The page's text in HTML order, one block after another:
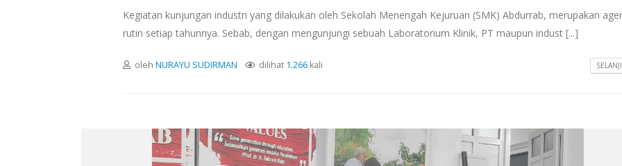
Kegiatan kunjungan industri yang dilakukan oleh Sekolah Menengah Kejuruan (SMK) Abdurrab, merupakan
rutin setiap tahunnya. Sebab, dengan mengunjungi sebuah Laboratorium Klinik, PT maupun indust [...]
oleh NURAYU SUDIRMAN dilihat 1.266 kali